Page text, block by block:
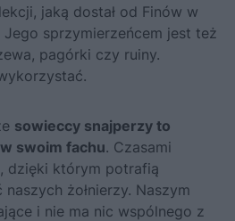
jaką dostał od Finów w
sprzymierzeńcem jest też
pagórki czy ruiny.
sowieccy snajperzy to
swoim fachu. Czasami
dzięki którym potrafią
żołnierzy. Naszym
i nie ma nic wspólnego z